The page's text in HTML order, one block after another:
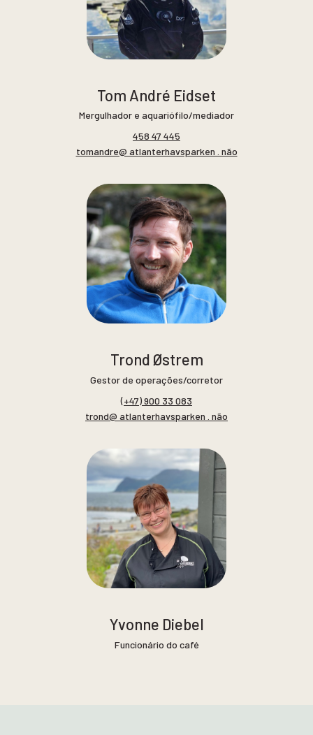
Tom André Eidset
Mergulhador e aquariófilo/mediador
458 47 445
tomandre@ atlanterhavsparken . não
Trond Østrem
Gestor de operações/corretor
(+47) 900 33 083
trond@ atlanterhavsparken . não
Yvonne Diebel
Funcionário do café